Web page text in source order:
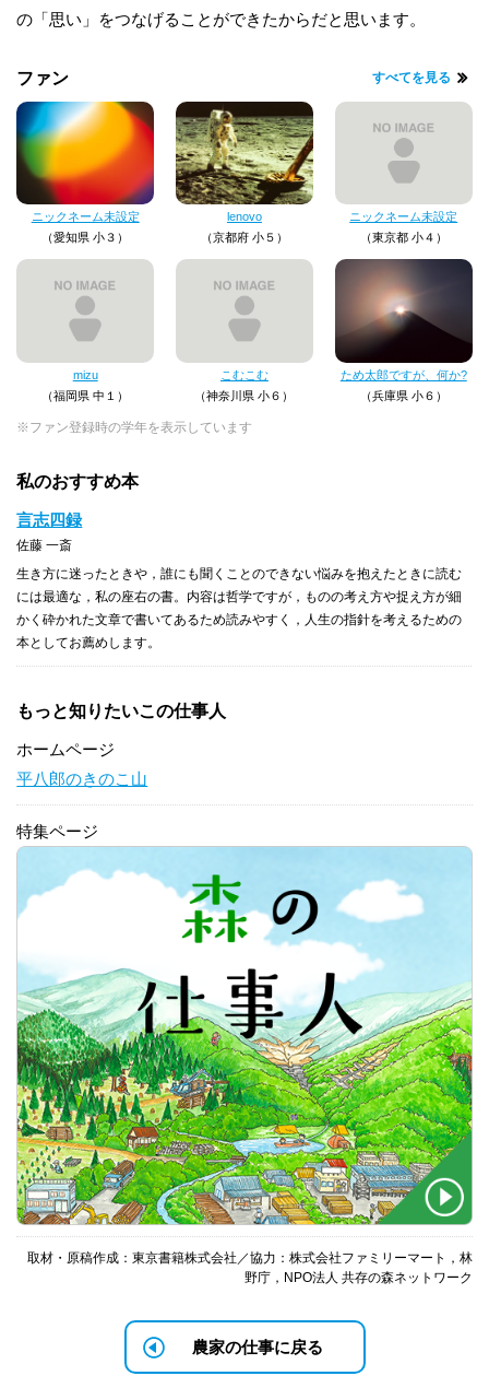
の「思い」をつなげることができたからだと思います。
ファン すべてを見る
ニックネーム未設定
（愛知県 小３）
lenovo
（京都府 小５）
ニックネーム未設定
（東京都 小４）
mizu
（福岡県 中１）
こむこむ
（神奈川県 小６）
ため太郎ですが、何か?
（兵庫県 小６）
※ファン登録時の学年を表示しています
私のおすすめ本
言志四録
佐藤 一斎
生き方に迷ったときや，誰にも聞くことのできない悩みを抱えたときに読む
には最適な，私の座右の書。内容は哲学ですが，ものの考え方や捉え方が細
かく砕かれた文章で書いてあるため読みやすく，人生の指針を考えるための
本としてお薦めします。
もっと知りたいこの仕事人
ホームページ
平八郎のきのこ山
特集ページ
取材・原稿作成：東京書籍株式会社／協力：株式会社ファミリーマート，林
野庁，NPO法人 共存の森ネットワーク
農家の仕事に戻る